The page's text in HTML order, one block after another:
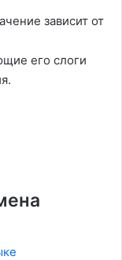
зависит от
его слоги